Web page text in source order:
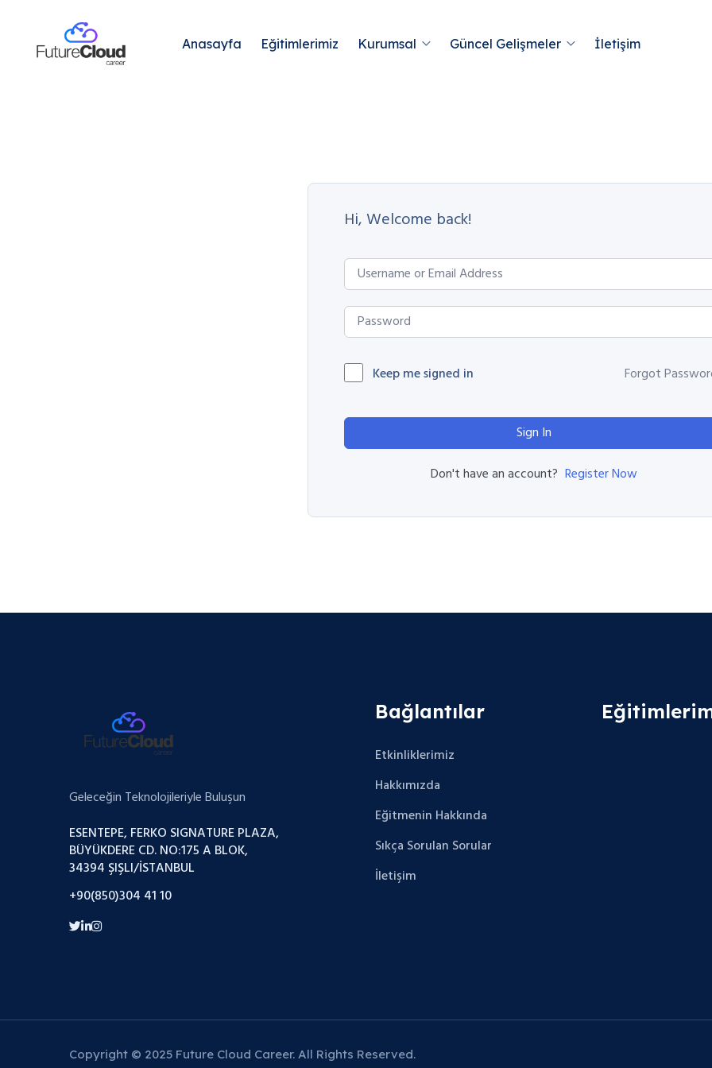
Anasayfa Eğitimlerimiz Kurumsal Güncel Gelişmeler İletişim
Hi, Welcome back!
Keep me signed in Forgot
Sign In
Don't have an account? Register Now
Geleceğin Teknolojileriyle Buluşun
ESENTEPE, FERKO SIGNATURE PLAZA,
BÜYÜKDERE CD. NO:175 A BLOK,
34394 ŞIŞLI/İSTANBUL
+90(850)304 41 10
Bağlantılar
Etkinliklerimiz
Hakkımızda
Eğitmenin Hakkında
Sıkça Sorulan Sorular
İletişim
Copyright © 2025 Future Cloud Career. All Rights Reserved.